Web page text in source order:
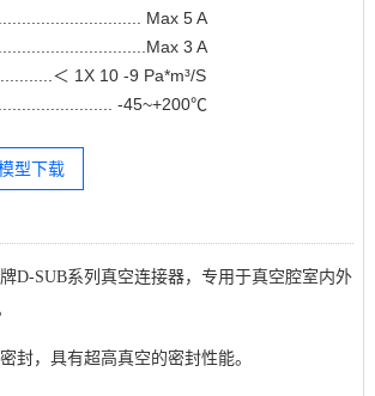
Max 5 A
3 A
＜ 1X 10 -9 Pa*m³/S
-45~+200℃
型下载
D-SUB系列真空连接器，专用于真空腔室内外
封，具有超高真空的密封性能。